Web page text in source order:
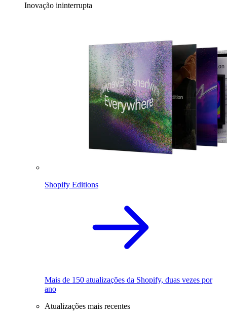
Inovação ininterrupta
Shopify Editions
Mais de 150 atualizações da Shopify, duas vezes por
ano
Atualizações mais recentes